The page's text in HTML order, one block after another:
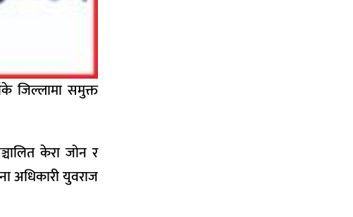
जिल्लामा समुक्त
केरा जोन र
अधिकारी युवराज